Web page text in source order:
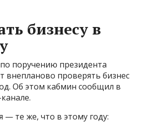
бизнесу в
поручению президента
внепланово проверять бизнес
Об этом кабмин сообщил в
— те же, что в этому году: